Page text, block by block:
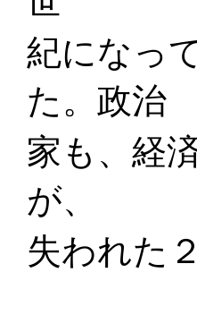
紀になっ
た。政治
家も、経
が、
失われた